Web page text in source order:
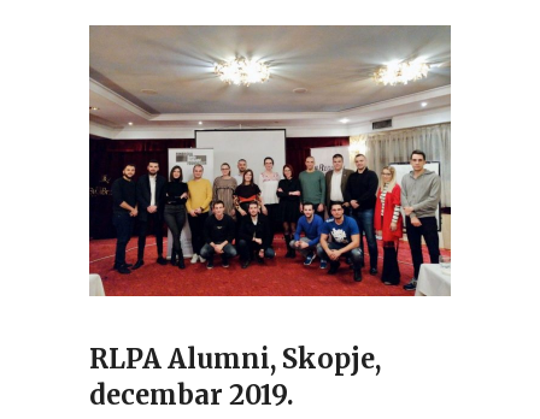
RLPA Alumni, Skopje,
decembar 2019.